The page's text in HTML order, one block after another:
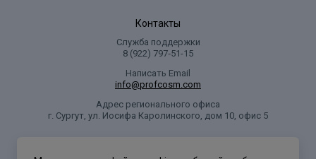
Контакты
Служба поддержки
8 (922) 797‑51-15
Написать Email
info@profcosm.com
Адрес регионального офиса
г. Сургут, ул. Иосифа Каролинского, дом 10, офис 5